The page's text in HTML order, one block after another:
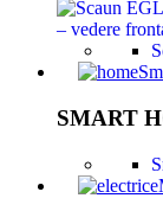
SMART